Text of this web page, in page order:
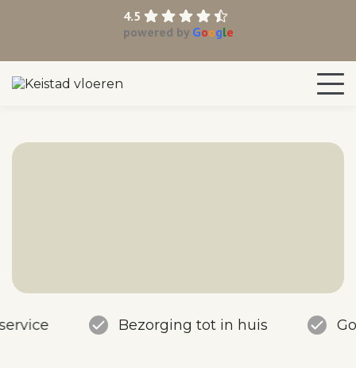
4.5
powered by Google
Bezorging tot in huis